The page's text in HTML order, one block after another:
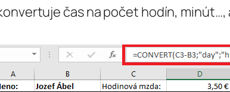
čas na počet hodín,